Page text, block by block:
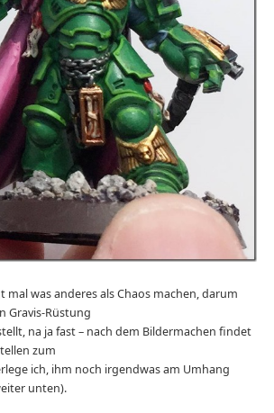
was anderes als Chaos machen, darum
Gravis-Rüstung
na ja fast – nach dem Bildermachen findet
zum
ich, ihm noch irgendwas am Umhang
unten).